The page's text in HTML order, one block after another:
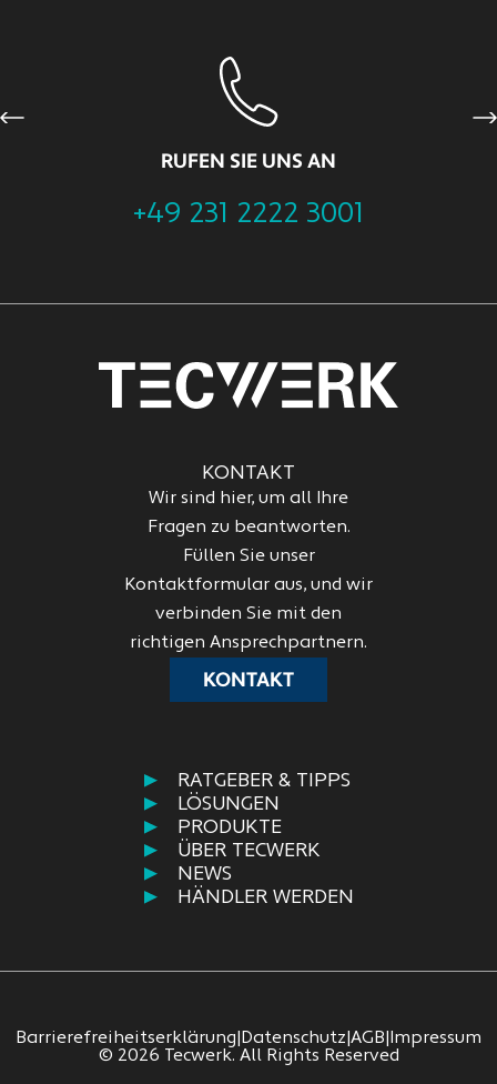
RUFEN SIE UNS AN
+49 231 2222 3001
Previous
RATGEBER & TIPPS
LÖSUNGEN
PRODUKTE
ÜBER TECWERK
NEWS
HÄNDLER WERDEN
KONTAKT
Wir sind hier, um all Ihre
Fragen zu beantworten.
Füllen Sie unser
Kontaktformular aus, und wir
verbinden Sie mit den
richtigen Ansprechpartnern.
KONTAKT
Barrierefreiheitserklärung Datenschutz AGB
Impressum
© 2026 Tecwerk. All Rights Reserved